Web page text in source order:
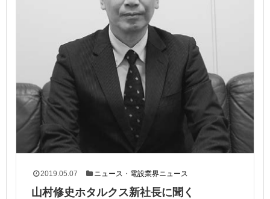
2019.05.07 ニュース ・ 電設業界ニュース
山村修史ホタルクス新社長に聞く